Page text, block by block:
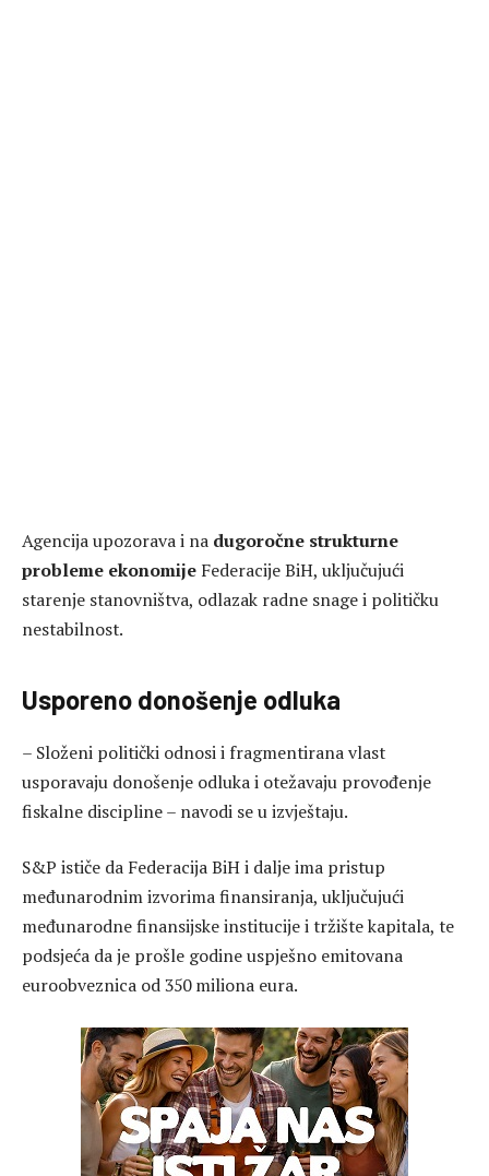
Agencija upozorava i na dugoročne strukturne
probleme ekonomije Federacije BiH, uključujući
starenje stanovništva, odlazak radne snage i političku
nestabilnost.
Usporeno donošenje odluka
– Složeni politički odnosi i fragmentirana vlast
usporavaju donošenje odluka i otežavaju provođenje
fiskalne discipline – navodi se u izvještaju.
S&P ističe da Federacija BiH i dalje ima pristup
međunarodnim izvorima finansiranja, uključujući
međunarodne finansijske institucije i tržište kapitala, te
podsjeća da je prošle godine uspješno emitovana
euroobveznica od 350 miliona eura.